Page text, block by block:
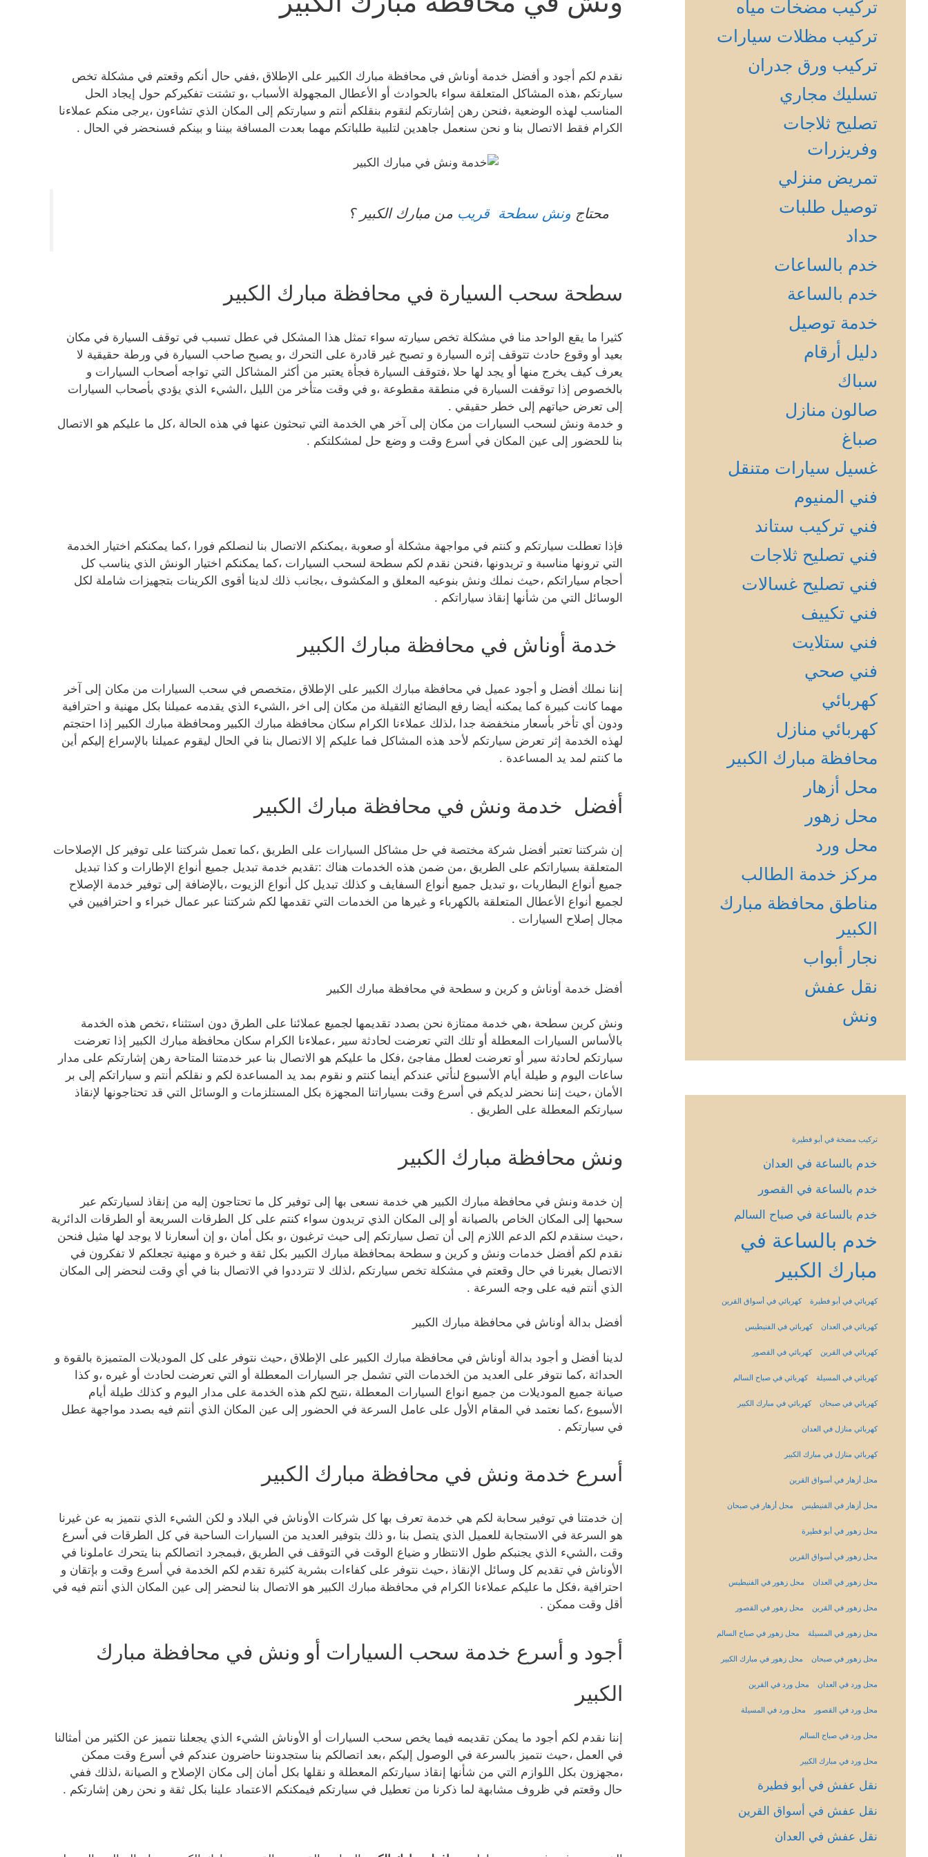
نقدم لكم أجود و أفضل خدمة أوناش في محافظة مبارك الكبير على الإطلاق ،ففي حال أنكم وقعتم في مشكلة تخص
سيارتكم ،هذه المشاكل المتعلقة سواء بالحوادث أو الأعطال المجهولة الأسباب ،و تشتت تفكيركم حول إيجاد الحل
المناسب لهذه الوضعية ،فنحن رهن إشارتكم لنقوم بنقلكم أنتم و سيارتكم إلى المكان الذي تشاءون ،يرجى منكم عملاءنا
الكرام فقط الاتصال بنا و نحن سنعمل جاهدين لتلبية طلباتكم مهما بعدت المسافة بيننا و بينكم فسنحضر في الحال .
محتاج ونش سطحة قريب من مبارك الكبير ؟
سطحة سحب السيارة في محافظة مبارك الكبير
كثيرا ما يقع الواحد منا في مشكلة تخص سيارته سواء تمثل هذا المشكل في عطل تسبب في توقف السيارة في مكان
بعيد أو وقوع حادث تتوقف إثره السيارة و تصبح غير قادرة على التحرك ،و يصبح صاحب السيارة في ورطة حقيقية لا
يعرف كيف يخرج منها أو يجد لها حلا ،فتوقف السيارة فجأة يعتبر من أكثر المشاكل التي تواجه أصحاب السيارات و
بالخصوص إذا توقفت السيارة في منطقة مقطوعة ،و في وقت متأخر من الليل ،الشيء الذي يؤدي بأصحاب السيارات
إلى تعرض حياتهم إلى خطر حقيقي .
و خدمة ونش لسحب السيارات من مكان إلى آخر هي الخدمة التي تبحثون عنها في هذه الحالة ،كل ما عليكم هو الاتصال
بنا للحضور إلى عين المكان في أسرع وقت و وضع حل لمشكلتكم .
فإذا تعطلت سيارتكم و كنتم في مواجهة مشكلة أو صعوبة ،يمكنكم الاتصال بنا لنصلكم فورا ،كما يمكنكم اختيار الخدمة
التي ترونها مناسبة و تريدونها ،فنحن نقدم لكم سطحة لسحب السيارات ،كما يمكنكم اختيار الونش الذي يناسب كل
أحجام سياراتكم ،حيث نملك ونش بنوعيه المعلق و المكشوف ،بجانب ذلك لدينا أقوى الكرينات بتجهيزات شاملة لكل
الوسائل التي من شأنها إنقاذ سياراتكم .
خدمة أوناش في محافظة مبارك الكبير
إننا نملك أفضل و أجود عميل في محافظة مبارك الكبير على الإطلاق ،متخصص في سحب السيارات من مكان إلى آخر
مهما كانت كبيرة كما يمكنه أيضا رفع البضائع الثقيلة من مكان إلى اخر ،الشيء الذي يقدمه عميلنا بكل مهنية و احترافية
ودون أي تأخر بأسعار منخفضة جدا ،لذلك عملاءنا الكرام سكان محافظة مبارك الكبير ومحافظة مبارك الكبير إذا احتجتم
لهذه الخدمة إثر تعرض سيارتكم لأحد هذه المشاكل فما عليكم إلا الاتصال بنا في الحال ليقوم عميلنا بالإسراع إليكم أين
ما كنتم لمد يد المساعدة .
أفضل خدمة ونش في محافظة مبارك الكبير
إن شركتنا تعتبر أفضل شركة مختصة في حل مشاكل السيارات على الطريق ،كما تعمل شركتنا على توفير كل الإصلاحات
المتعلقة بسياراتكم على الطريق ،من ضمن هذه الخدمات هناك :تقديم خدمة تبديل جميع أنواع الإطارات و كذا تبديل
جميع أنواع البطاريات ،و تبديل جميع أنواع السفايف و كذلك تبديل كل أنواع الزيوت ،بالإضافة إلى توفير خدمة الإصلاح
لجميع أنواع الأعطال المتعلقة بالكهرباء و غيرها من الخدمات التي تقدمها لكم شركتنا عبر عمال خبراء و احترافيين في
مجال إصلاح السيارات .
أفضل خدمة أوناش و كرين و سطحة في محافظة مبارك الكبير
ونش كرين سطحة ،هي خدمة ممتازة نحن بصدد تقديمها لجميع عملائنا على الطرق دون استثناء ،تخص هذه الخدمة
بالأساس السيارات المعطلة أو تلك التي تعرضت لحادثة سير ،عملاءنا الكرام سكان محافظة مبارك الكبير إذا تعرضت
سيارتكم لحادثة سير أو تعرضت لعطل مفاجئ ،فكل ما عليكم هو الاتصال بنا عبر خدمتنا المتاحة رهن إشارتكم على مدار
ساعات اليوم و طيلة أيام الأسبوع لنأتي عندكم أينما كنتم و نقوم بمد يد المساعدة لكم و نقلكم أنتم و سياراتكم إلى بر
الأمان ،حيث إننا نحضر لديكم في أسرع وقت بسياراتنا المجهزة بكل المستلزمات و الوسائل التي قد تحتاجونها لإنقاذ
سيارتكم المعطلة على الطريق .
ونش محافظة مبارك الكبير
إن خدمة ونش في محافظة مبارك الكبير هي خدمة نسعى بها إلى توفير كل ما تحتاجون إليه من إنقاذ لسيارتكم عبر
سحبها إلى المكان الخاص بالصيانة أو إلى المكان الذي تريدون سواء كنتم على كل الطرقات السريعة أو الطرقات الدائرية
،حيث سنقدم لكم الدعم اللازم إلى أن تصل سيارتكم إلى حيث ترغبون ،و بكل أمان ،و إن أسعارنا لا يوجد لها مثيل فنحن
نقدم لكم أفضل خدمات ونش و كرين و سطحة بمحافظة مبارك الكبير بكل ثقة و خبرة و مهنية تجعلكم لا تفكرون في
الاتصال بغيرنا في حال وقعتم في مشكلة تخص سيارتكم ،لذلك لا تترددوا في الاتصال بنا في أي وقت لنحضر إلى المكان
الذي أنتم فيه على وجه السرعة .
أفضل بدالة أوناش في محافظة مبارك الكبير
لدينا أفضل و أجود بدالة أوناش في محافظة مبارك الكبير على الإطلاق ،حيث نتوفر على كل الموديلات المتميزة بالقوة و
الحداثة ،كما نتوفر على العديد من الخدمات التي تشمل جر السيارات المعطلة أو التي تعرضت لحادث أو غيره ،و كذا
صيانة جميع الموديلات من جميع انواع السيارات المعطلة ،نتيح لكم هذه الخدمة على مدار اليوم و كذلك طيلة أيام
الأسبوع ،كما نعتمد في المقام الأول على عامل السرعة في الحضور إلى عين المكان الذي أنتم فيه بصدد مواجهة عطل
في سيارتكم .
أسرع خدمة ونش في محافظة مبارك الكبير
إن خدمتنا في توفير سحابة لكم هي خدمة تعرف بها كل شركات الأوناش في البلاد و لكن الشيء الذي نتميز به عن غيرنا
هو السرعة في الاستجابة للعميل الذي يتصل بنا ،و ذلك بتوفير العديد من السيارات الساحبة في كل الطرقات في أسرع
وقت ،الشيء الذي يجنبكم طول الانتظار و ضياع الوقت في التوقف في الطريق ،فبمجرد اتصالكم بنا يتحرك عاملونا في
الأوناش في تقديم كل وسائل الإنقاذ ،حيث نتوفر على كفاءات بشرية كثيرة تقدم لكم الخدمة في أسرع وقت و بإتقان و
احترافية ،فكل ما عليكم عملاءنا الكرام في محافظة مبارك الكبير هو الاتصال بنا لنحضر إلى عين المكان الذي أنتم فيه في
أقل وقت ممكن .
أجود و أسرع خدمة سحب السيارات أو ونش في محافظة مبارك
الكبير
إننا نقدم لكم أجود ما يمكن تقديمه فيما يخص سحب السيارات أو الأوناش الشيء الذي يجعلنا نتميز عن الكثير من أمثالنا
في العمل ،حيث نتميز بالسرعة في الوصول إليكم ،بعد اتصالكم بنا ستجدوننا حاضرون عندكم في أسرع وقت ممكن
،مجهزون بكل اللوازم التي من شأنها إنقاذ سيارتكم المعطلة و نقلها بكل أمان إلى مكان الإصلاح و الصيانة ،لذلك ففي
حال وقعتم في ظروف مشابهة لما ذكرنا من تعطيل في سيارتكم فيمكنكم الاعتماد علينا بكل ثقة و نحن رهن إشارتكم .
تركيب مضخات مياه
تركيب مظلات سيارات
تركيب ورق جدران
تسليك مجاري
تصليح ثلاجات
وفريزرات
تمريض منزلي
توصيل طلبات
حداد
خدم بالساعات
خدم بالساعة
خدمة توصيل
دليل أرقام
سباك
صالون منازل
صباغ
غسيل سيارات متنقل
فني المنيوم
فني تركيب ستاند
فني تصليح ثلاجات
فني تصليح غسالات
فني تكييف
فني ستلايت
فني صحي
كهربائي
كهربائي منازل
محافظة مبارك الكبير
محل أزهار
محل زهور
محل ورد
مركز خدمة الطالب
مناطق محافظة مبارك
الكبير
نجار أبواب
نقل عفش
ونش
تركيب مضخة في أبو فطيرة
خدم بالساعة في العدان
خدم بالساعة في القصور
خدم بالساعة في صباح السالم
خدم بالساعة في
مبارك الكبير
كهربائي في أبو فطيرة كهربائي في أسواق القرين
كهربائي في العدان كهربائي في الفنيطيس
كهربائي في القرين كهربائي في القصور
كهربائي في المسيلة كهربائي في صباح السالم
كهربائي في صبحان كهربائي في مبارك الكبير
كهربائي منازل في العدان
كهربائي منازل في مبارك الكبير
محل أزهار في أسواق القرين
محل أزهار في الفنيطيس محل أزهار في صبحان
محل زهور في أبو فطيرة
محل زهور في أسواق القرين
محل زهور في العدان محل زهور في الفنيطيس
محل زهور في القرين محل زهور في القصور
محل زهور في المسيلة محل زهور في صباح السالم
محل زهور في صبحان محل زهور في مبارك الكبير
محل ورد في العدان محل ورد في القرين
محل ورد في القصور محل ورد في المسيلة
محل ورد في صباح السالم
محل ورد في مبارك الكبير
نقل عفش في أبو فطيرة
نقل عفش في أسواق القرين
نقل عفش في العدان